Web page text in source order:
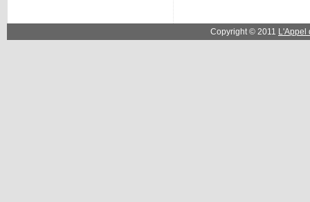
Copyright © 2011 L'Appel